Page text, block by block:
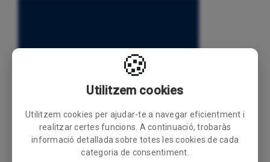
Escoleta Masculí i Femení
🍪
Utilitzem cookies
Utilitzem cookies per ajudar-te a navegar eficientment i
realitzar certes funcions. A continuació, trobaràs
informació detallada sobre totes les cookies de cada
categoria de consentiment.